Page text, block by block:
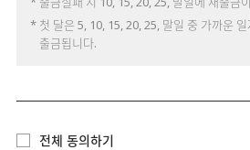
* 첫 달은 5, 10, 15, 20, 25, 말일 중 가까운 일
출금됩니다.
전체 동의하기